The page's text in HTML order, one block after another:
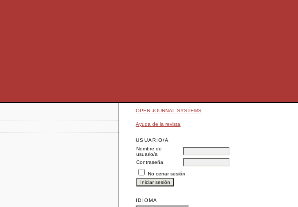
OPEN JOURNAL SYSTEMS
Ayuda de la revista
USUARIO/A
Nombre de
usuario/a
Contraseña
No cerrar sesión
IDIOMA